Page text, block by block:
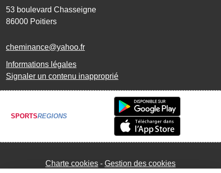
53 boulevard Chasseigne
86000 Poitiers
cheminance@yahoo.fr
Informations légales
Signaler un contenu inapproprié
SPORTSREGIONS
Charte cookies Gestion des cookies